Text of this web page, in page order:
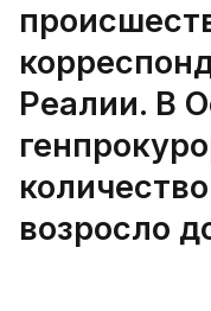
Реалии. В
возросло